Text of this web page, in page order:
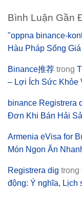
Bình Luận Gần
"oppna binance-
Hàu Pháp Sống
Binance推荐 trong
– Lợi Ích Sức Khỏe
binance Registrera
Đơn Khi Bán Hải
Armenia eVisa for
Món Ngon Ăn
Registrera dig trong
động: Ý nghĩa, Lịch